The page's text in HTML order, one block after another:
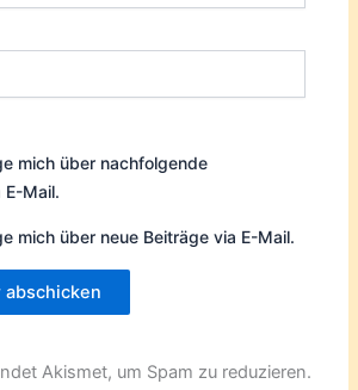
mich über nachfolgende
E-Mail.
mich über neue Beiträge via E-Mail.
Akismet, um Spam zu reduzieren.